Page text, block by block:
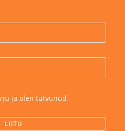
ja olen tutvunud